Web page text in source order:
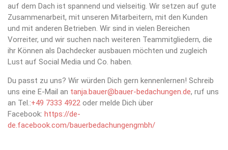
auf dem Dach ist spannend und vielseitig. Wir setzen auf gute
Zusammenarbeit, mit unseren Mitarbeitern, mit den Kunden
und mit anderen Betrieben. Wir sind in vielen Bereichen
Vorreiter, und wir suchen nach weiteren Teammitgliedern, die
ihr Können als Dachdecker ausbauen möchten und zugleich
Lust auf Social Media und Co. haben.
Du passt zu uns? Wir würden Dich gern kennenlernen! Schreib
uns eine E-Mail an tanja.bauer@bauer-bedachungen.de, ruf uns
an Tel.:+49 7333 4922 oder melde Dich über
Facebook: https://de-
de.facebook.com/bauerbedachungengmbh/